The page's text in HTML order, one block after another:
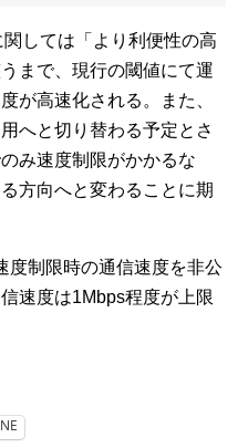
しては「より利便性の高
まで、現行の閾値にて運
が高速化される。また、
へと切り替わる予定とさ
み速度制限がかかるな
方向へと変わることに期
度制限時の通信速度を非公
速度は1Mbps程度が上限